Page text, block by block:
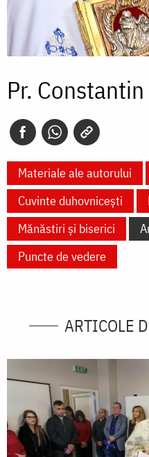
Pr.
Materiale ale autorului
Cuvinte duhovnicești
Mănăstiri și biserici
Puncte de vedere
ARTICOLE